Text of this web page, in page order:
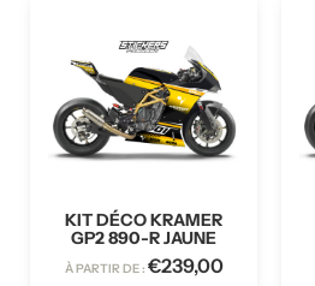
KIT DÉCO KRAMER
GP2 890-R JAUNE
À PARTIR DE : €239,00